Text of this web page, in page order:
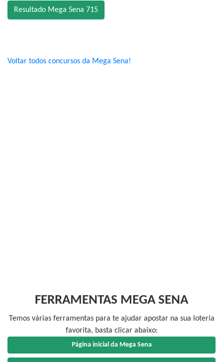
Resultado Mega Sena 715
Voltar todos concursos da Mega Sena!
FERRAMENTAS MEGA SENA
Temos várias ferramentas para te ajudar apostar na sua loteria
favorita, basta clicar abaixo:
Página inicial da Mega Sena